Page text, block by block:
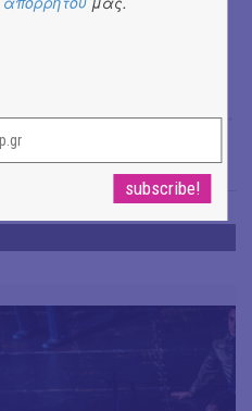
στις 18:15 στο
Άρης Γαβριελάτος →